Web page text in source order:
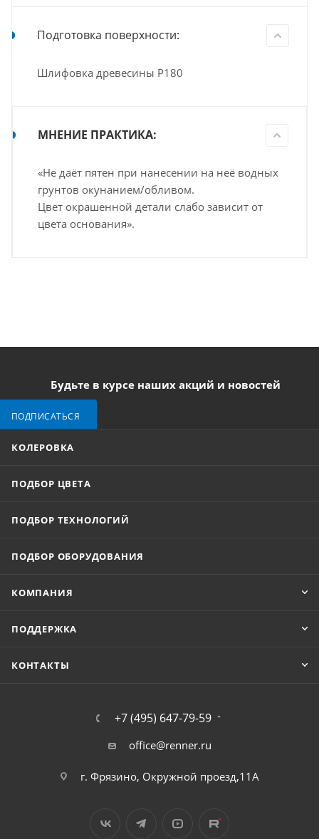
Подготовка поверхности:
Шлифовка древесины Р180
МНЕНИЕ ПРАКТИКА:
«Не даёт пятен при нанесении на неё водных
грунтов окунанием/обливом.
Цвет окрашенной детали слабо зависит от
цвета основания».
Будьте в курсе наших акций и новостей
ПОДПИСАТЬСЯ
КОЛЕРОВКА
ПОДБОР ЦВЕТА
ПОДБОР ТЕХНОЛОГИЙ
ПОДБОР ОБОРУДОВАНИЯ
КОМПАНИЯ
ПОДДЕРЖКА
КОНТАКТЫ
+7 (495) 647-79-59
office@renner.ru
г. Фрязино, Окружной проезд,11А